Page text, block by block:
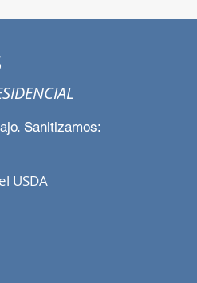
Sanitizamos:
USDA